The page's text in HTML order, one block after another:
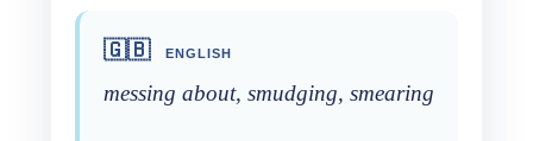
🇬🇧 ENGLISH
messing about, smudging, smearing